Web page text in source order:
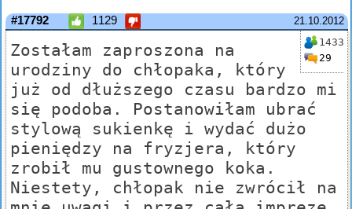
21.10.2012
#17792 1129
1433
29
Zostałam zaproszona na
urodziny do chłopaka, który
już od dłuższego czasu bardzo mi
się podoba. Postanowiłam ubrać
stylową sukienkę i wydać dużo
pieniędzy na fryzjera, który
zrobił mu gustownego koka.
Niestety, chłopak nie zwrócił na